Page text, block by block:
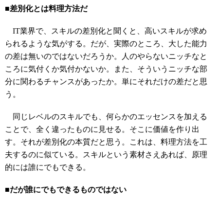
■差別化とは料理方法だ
IT業界で、スキルの差別化と聞くと、高いスキルが求め
られるような気がする。だが、実際のところ、大した能力
の差は無いのではないだろうか。人のやらないニッチなと
ころに気付くか気付かないか。また、そういうニッチな部
分に関わるチャンスがあったか。単にそれだけの差だと思
う。
同じレベルのスキルでも、何らかのエッセンスを加える
ことで、全く違ったものに見せる。そこに価値を作り出
す。それが差別化の本質だと思う。これは、料理方法を工
夫するのに似ている。スキルという素材さえあれば、原理
的には誰にでもできる。
■だが誰にでもできるものではない